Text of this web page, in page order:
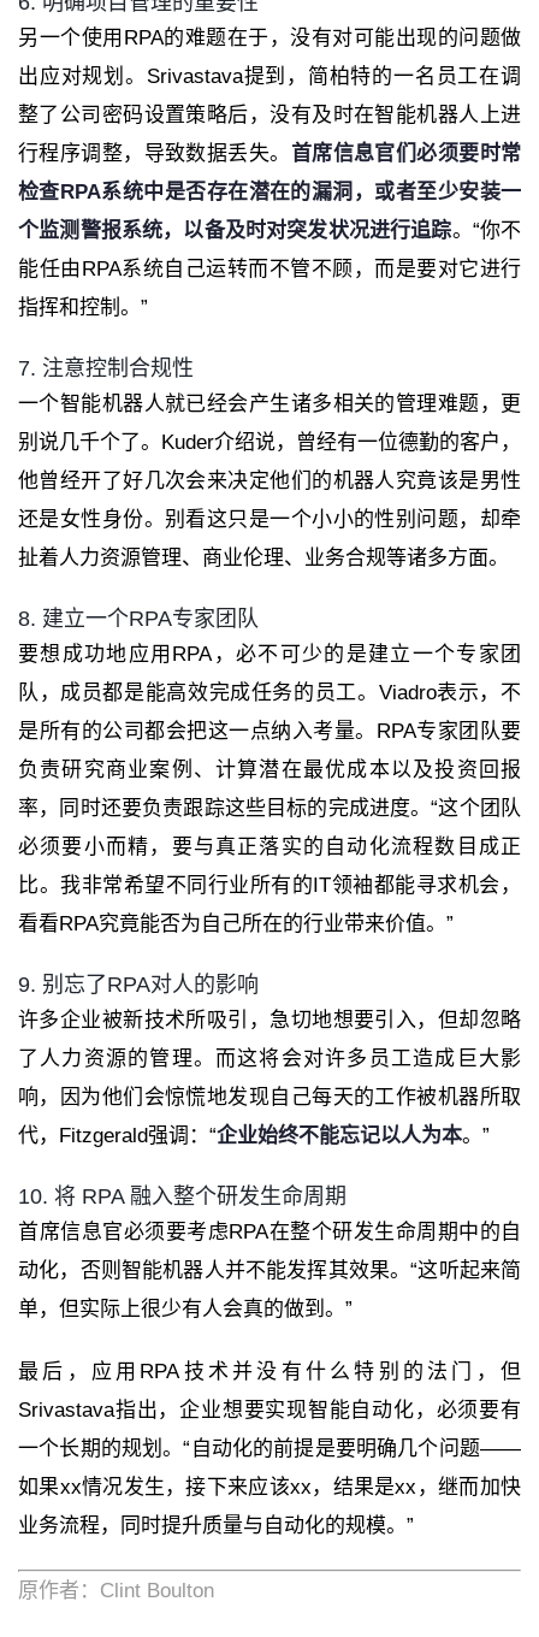
另一个使用RPA的难题在于，没有对可能出现的问题做
出应对规划。Srivastava提到，简柏特的一名员工在调
整了公司密码设置策略后，没有及时在智能机器人上进
行程序调整，导致数据丢失。 首席信息官们必须要时常
检查RPA系统中是否存在潜在的漏洞，或者至少安装一
个监测警报系统，以备及时对突发状况进行追踪。“你不
能任由RPA系统自己运转而不管不顾，而是要对它进行
指挥和控制。”
7. 注意控制合规性
一个智能机器人就已经会产生诸多相关的管理难题，更
别说几千个了。Kuder介绍说，曾经有一位德勤的客户，
他曾经开了好几次会来决定他们的机器人究竟该是男性
还是女性身份。别看这只是一个小小的性别问题，却牵
扯着人力资源管理、商业伦理、业务合规等诸多方面。
8. 建立一个RPA专家团队
要想成功地应用RPA，必不可少的是建立一个专家团
队，成员都是能高效完成任务的员工。Viadro表示，不
是所有的公司都会把这一点纳入考量。RPA专家团队要
负责研究商业案例、计算潜在最优成本以及投资回报
率，同时还要负责跟踪这些目标的完成进度。“这个团队
必须要小而精，要与真正落实的自动化流程数目成正
比。我非常希望不同行业所有的IT领袖都能寻求机会，
看看RPA究竟能否为自己所在的行业带来价值。”
9. 别忘了RPA对人的影响
许多企业被新技术所吸引，急切地想要引入，但却忽略
了人力资源的管理。而这将会对许多员工造成巨大影
响，因为他们会惊慌地发现自己每天的工作被机器所取
代，Fitzgerald强调：“企业始终不能忘记以人为本。”
10. 将 RPA 融入整个研发生命周期
首席信息官必须要考虑RPA在整个研发生命周期中的自
动化，否则智能机器人并不能发挥其效果。“这听起来简
单，但实际上很少有人会真的做到。”
最后，应用RPA技术并没有什么特别的法门，但
Srivastava指出，企业想要实现智能自动化，必须要有
一个长期的规划。“自动化的前提是要明确几个问题——
如果xx情况发生，接下来应该xx，结果是xx，继而加快
业务流程，同时提升质量与自动化的规模。”
原作者：Clint Boulton